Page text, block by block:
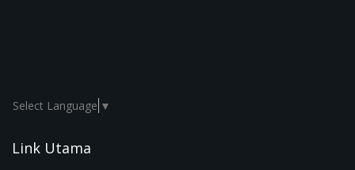
Select Language ▼
Link Utama